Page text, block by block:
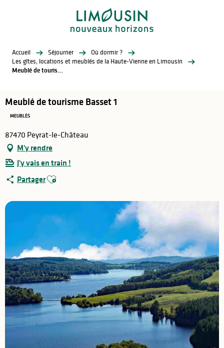
Accueil Séjourner
Où dormir ?
Les gîtes, locations et meublés de la Haute-Vienne en Limousin
Meublé de tourisme Basset 1
Meublé de tourisme Basset 1
MEUBLÉS
87470 Peyrat-le-Château
M'y rendre
J'y vais en train !
PartagerAjouter aux favoris